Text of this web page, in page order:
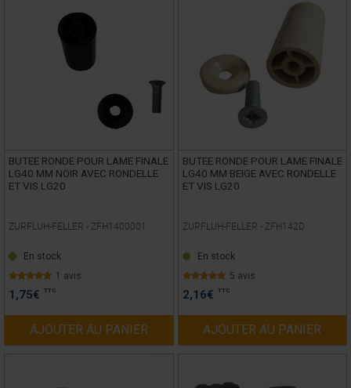
BUTEE RONDE POUR LAME FINALE
LG40 MM NOIR AVEC RONDELLE
ET VIS LG20
ZURFLUH-FELLER - ZFH1400001
En stock
1 avis
1,75€ TTC
AJOUTER AU PANIER
BUTEE RONDE POUR LAME FINALE
LG40 MM BEIGE AVEC RONDELLE
ET VIS LG20
ZURFLUH-FELLER - ZFH142D
En stock
5 avis
2,16€ TTC
AJOUTER AU PANIER